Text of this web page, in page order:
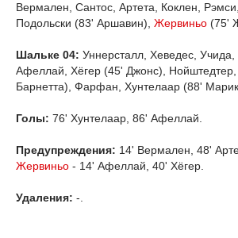
Вермален, Сантос, Артета, Коклен,
Подольски (83' Аршавин), Жервиньо (75'
Шальке 04: Уннерсталл, Хеведес,
Афеллай, Хёгер (45' Джонс), Нойштедтер,
Барнетта), Фарфан, Хунтелаар (88'
Голы: 76' Хунтелаар, 86' Афеллай.
Предупреждения: 14' Вермален, 48'
Жервиньо - 14' Афеллай, 40' Хёгер.
Удаления: -.